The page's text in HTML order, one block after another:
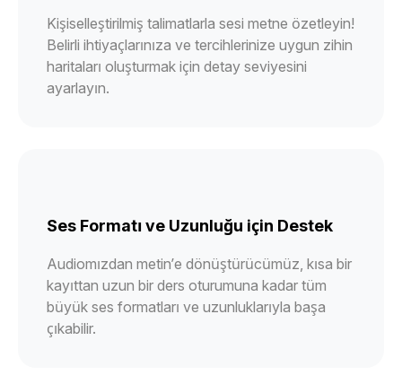
Kişiselleştirilmiş talimatlarla sesi metne özetleyin!
Belirli ihtiyaçlarınıza ve tercihlerinize uygun zihin
haritaları oluşturmak için detay seviyesini
ayarlayın.
Ses Formatı ve Uzunluğu için Destek
Audiomızdan metin’e dönüştürücümüz, kısa bir
kayıttan uzun bir ders oturumuna kadar tüm
büyük ses formatları ve uzunluklarıyla başa
çıkabilir.